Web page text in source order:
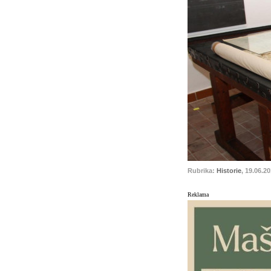
Rubrika: Historie,
Reklama